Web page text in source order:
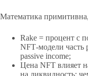
Математика
Rake = процент с
NFT‑модели
passive income;
Цена NFT влияет
на ликвидность;